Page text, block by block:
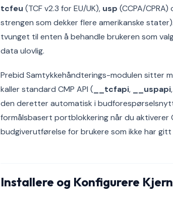
tcfeu (TCF v2.3 for EU/UK), usp (CCPA/
strengen som dekker flere amerikanske
tvunget til enten å behandle brukeren som
data ulovlig.
Prebid Samtykkehåndterings-modulen sitter
kaller standard CMP API ( __tcfapi, __uspapi,
den deretter automatisk i
formålsbasert portblokkering når du aktiverer
budgiverutførelse for brukere som ikke har
Installere og Konfigurere